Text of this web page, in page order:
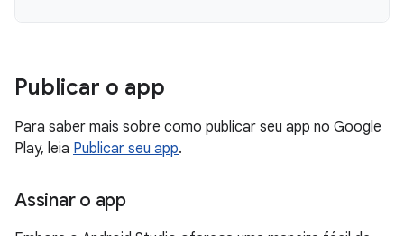
Publicar o app
Para saber mais sobre como publicar seu app no Google
Play, leia Publicar seu app.
Assinar o app